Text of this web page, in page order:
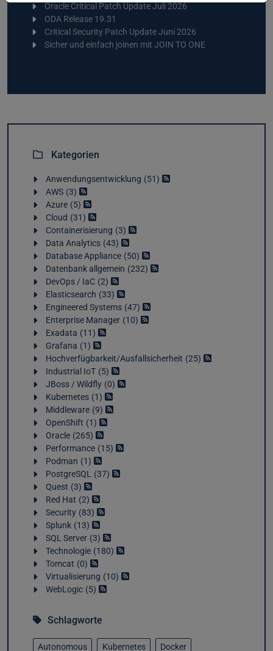
Oracle Critical Patch Update Juli 2026
ODA Release 19.31
Critical Security Patch Update Juni 2026
Sicher und einfach joinen mit JOIN TO ONE
Kategorien
Anwendungsentwicklung 51
AWS 3
Azure 5
Cloud
31
Containerisierung 3
Data Analytics 43
Database Appliance 50
Datenbank allgemein 232
DevOps / IaC 2
Elasticsearch 33
Engineered Systems 47
Enterprise Manager 10
Exadata 11
Grafana 1
Hochverfügbarkeit/Ausfallsicherheit 25
Industrial IoT 5
JBoss / Wildfly 0
Kubernetes 1
Middleware 9
OpenShift 1
Oracle 265
Performance 15
Podman 1
PostgreSQL 37
Quest 3
Red Hat 2
Security 83
Splunk 13
SQL Server 3
Technologie 180
Tomcat 0
Virtualisierung 10
WebLogic 5
Schlagworte
Autonomous Kubernetes Docker